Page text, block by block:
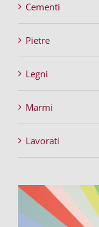
Cementi
Pietre
Legni
Marmi
Lavorati